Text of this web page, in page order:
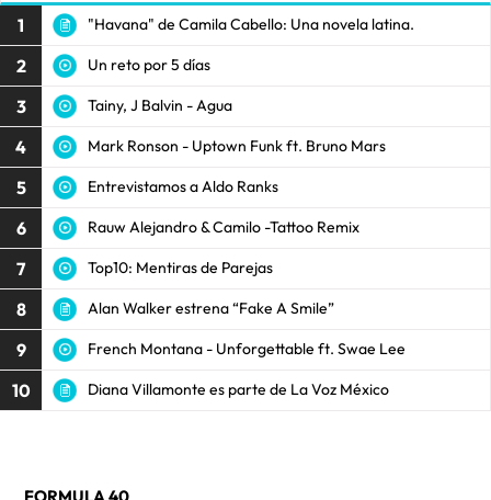
1 "Havana" de Camila Cabello: Una novela latina.
2 Un reto por 5 días
3 Tainy, J Balvin - Agua
4 Mark Ronson - Uptown Funk ft. Bruno Mars
5 Entrevistamos a Aldo Ranks
6 Rauw Alejandro & Camilo -Tattoo Remix
7 Top10: Mentiras de Parejas
8 Alan Walker estrena “Fake A Smile”
9 French Montana - Unforgettable ft. Swae Lee
10 Diana Villamonte es parte de La Voz México